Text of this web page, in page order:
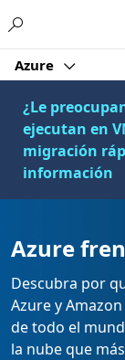
Azure
¿Le
ejecutan en
migración
información
Azure
Descubra por
Azure y
de todo el
la nube que